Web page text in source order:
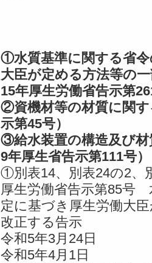
①水質基準に関する省
大臣が定める方法等の
15年厚生労働省告示第
②資機材等の材質に関す
示第45号）
③給水装置の構造及び
9年厚生省告示第111号）
①別表14、別表24の2
厚生労働省告示第85号
定に基づき厚生労働大
改正する告示
令和5年3月24日
令和5年4月1日